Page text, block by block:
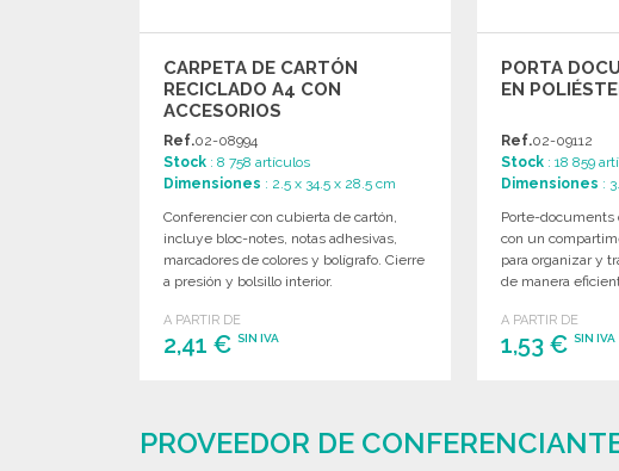
CARPETA DE CARTÓN
RECICLADO A4 CON
ACCESORIOS
Ref.02-08994
Stock : 8 758 artículos
Dimensiones : 2.5 x 34.5 x 28.5 cm
Conferencier con cubierta de cartón,
incluye bloc-notes, notas adhesivas,
marcadores de colores y bolígrafo. Cierre
a presión y bolsillo interior.
A PARTIR DE
2,41 € SIN IVA
Solicitar un presupuesto
PORTA
EN
Ref.02-09112
Stock : 18 859
Dimensiones :
Porte-
con un
para organizar y
de manera
A PARTIR DE
1,53 €SIN IVA
Solicitar
PROVEEDOR DE